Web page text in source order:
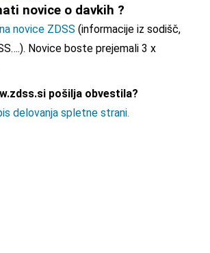
novice o davkih ?
novice ZDSS (informacije iz sodišč,
Novice boste prejemali 3 x
pošilja obvestila?
delovanja spletne strani.